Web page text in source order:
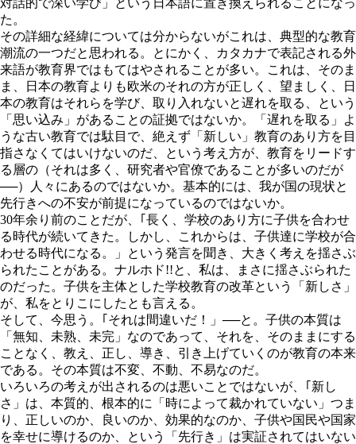
対話的で深い学び」という日本語に置き換えられることになっ
た。
その詳細な経緯については分からないがこれは、典型的な教育
潮流の一つだと思われる。とにかく、カタカナで表記される外
来語が教育界ではもてはやされることが多い。これは、そのま
ま、
日本の教育よりも欧米のそれの方が正しく、望ましく、日
本の教育はそれらを学び、取り入れないと遅れを取る、という
「思い込み」がある ことの証拠ではないか。「遅れを取る」よ
うな古い教育では駄目で、絶えず「新しい」教育のあり方を目
指さなくてはいけないのだ、という考え方が、教育をリードす
る層の（それは多く、研究者や官僚であることが多いのだが
──）人々にあるのではないか。基本的には、我が国の現状と
先行きへの不安が前提になっているのではないか。
30年余り前のことだが、｢長く、学校のあり方に子供を合わせ
る時代が続いてきた。しかし、これからは、子供達に学校が合
わせる時代になる。」という発言を聞き、大きく考えを揺さぶ
られたことがある。ナルホド!!と、私は、まさに揺さぶられた
のだった。子供を主体とした学校教育の改革という「新しさ」
が、私をとりこにしたとも言える。
そして、今思う。｢それは間違いだ！」──と。子供の本質は
「無知、未熟、未完」なのであって、それを、そのままにする
ことなく、教え、正し、導き、引き上げていくのが教育の本来
である。その本質は不変、不動、不易なのだ。
いろいろの考えが出されるのは悪いことではないが、｢新し
さ」は、本質的、根本的に「時によって裁かれていない」つま
り、正しいのか、良いのか、効果的なのか、子供や国民や国家
を幸せに導けるのか、という「先行き」は実証されてはいない